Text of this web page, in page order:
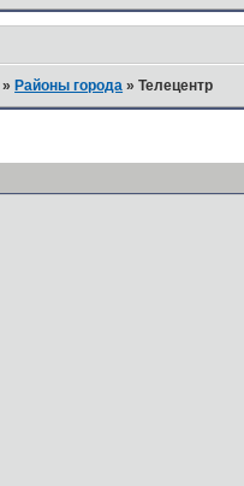
»Районы города »Телецентр